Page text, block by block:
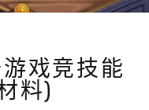
戏竞技能
料)